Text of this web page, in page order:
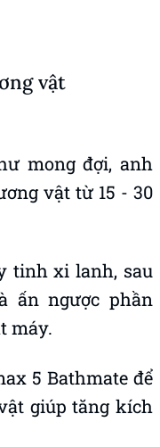
vật
mong đợi, anh
vật từ 15 - 30
tinh xi lanh, sau
ấn ngược phần
máy.
5 Bathmate để
giúp tăng kích